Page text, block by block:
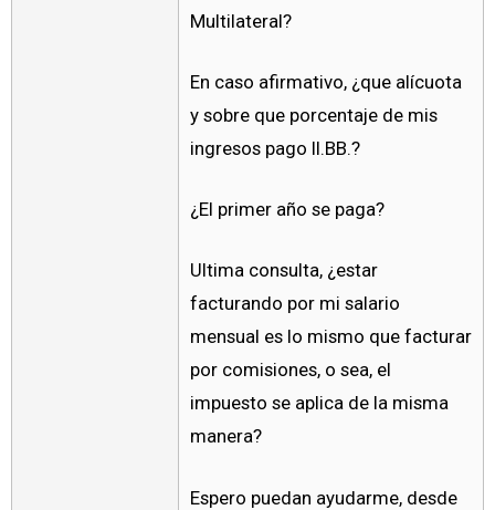
Multilateral?
En caso afirmativo, ¿que alícuota
y sobre que porcentaje de mis
ingresos pago II.BB.?
¿El primer año se paga?
Ultima consulta, ¿estar
facturando por mi salario
mensual es lo mismo que facturar
por comisiones, o sea, el
impuesto se aplica de la misma
manera?
Espero puedan ayudarme, desde